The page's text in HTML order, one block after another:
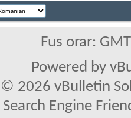
Fus orar:
Powered by
2026 vBulletin
Search Engine